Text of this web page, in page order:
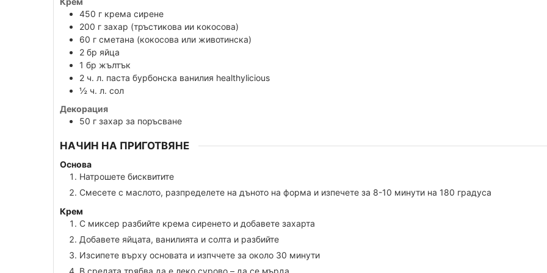
450 г крема сирене
200 г захар (тръстикова ии кокосова)
60 г сметана (кокосова или животинска)
2 бр яйца
1 бр жълтък
2 ч. л. паста бурбонска ванилия healthylicious
½ ч. л. сол
Декорация
50 г захар за поръсване
НАЧИН НА ПРИГОТВЯНЕ
Основа
Натрошете бисквитите
Смесете с маслото, разпределете на дъното на форма и изпечете за 8-10 минути на 180 градуса
Крем
С миксер разбийте крема сиренето и добавете захарта
Добавете яйцата, ванилията и солта и разбийте
Изсипете върху основата и изпччете за около 30 минути
В средата трябва да е леко сурово – да се мърда